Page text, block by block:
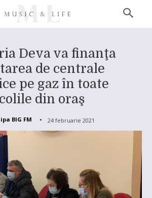
Deva va finanţa
de centrale
pe gaz în toate
din oraş
BIG FM 24 februarie 2021